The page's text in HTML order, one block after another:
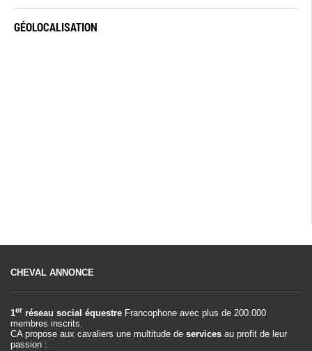
GÉOLOCALISATION
CHEVAL ANNONCE
1er réseau social équestre Francophone avec plus de 200.000
membres inscrits.
CA propose aux cavaliers une multitude de services au profit de leur
passion :